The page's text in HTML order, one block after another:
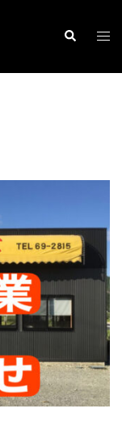
検
ト
ー